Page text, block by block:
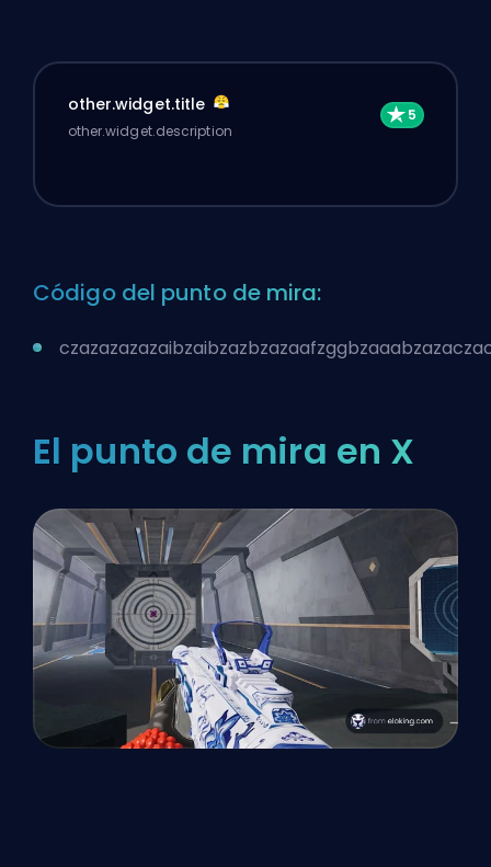
other.widget.title
other.widget.description
Código del punto de mira:
El punto de mira en X